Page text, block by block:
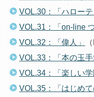
VOL.30：「ハローテ
VOL.31：「on-line
VOL.32：「偉人」
VOL.33：「本の玉手
VOL.34：「楽しい学
VOL.35：「はじめて